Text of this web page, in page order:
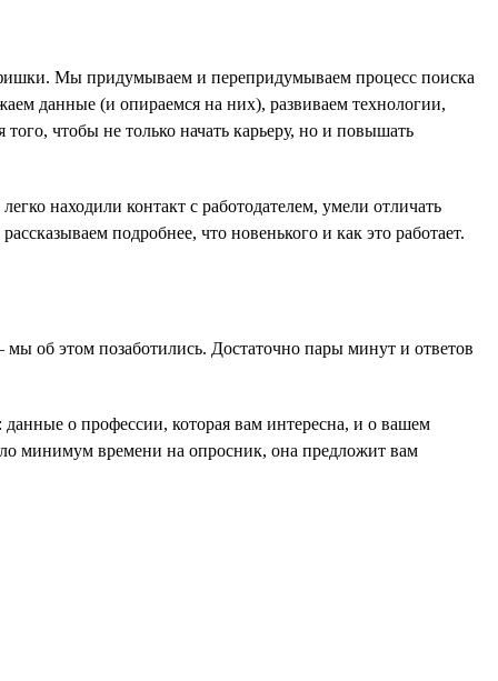
Мы придумываем и перепридумываем процесс поиска
данные (и опираемся на них), развиваем технологии,
чтобы не только начать карьеру, но и повышать
находили контакт с работодателем, умели отличать
подробнее, что новенького и как это работает.
мы об этом позаботились. Достаточно пары минут и ответов
о профессии, которая вам интересна, и о вашем
минимум времени на опросник, она предложит вам